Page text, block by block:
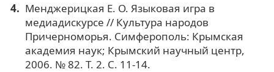
Менджерицкая Е. О. Языковая игра в
медиадискурсе // Культура народов
Причерноморья. Симферополь: Крымская
академия наук; Крымский научный центр,
2006. № 82. Т. 2. С. 11-14.